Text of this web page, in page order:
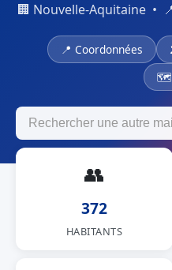
🏢 Nouvelle-Aquitaine •
📍 Coordonnées
🗺
👥
372
HABITANTS